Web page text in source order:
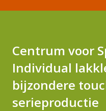
Centrum voor
Individual
bijzondere
serieproductie